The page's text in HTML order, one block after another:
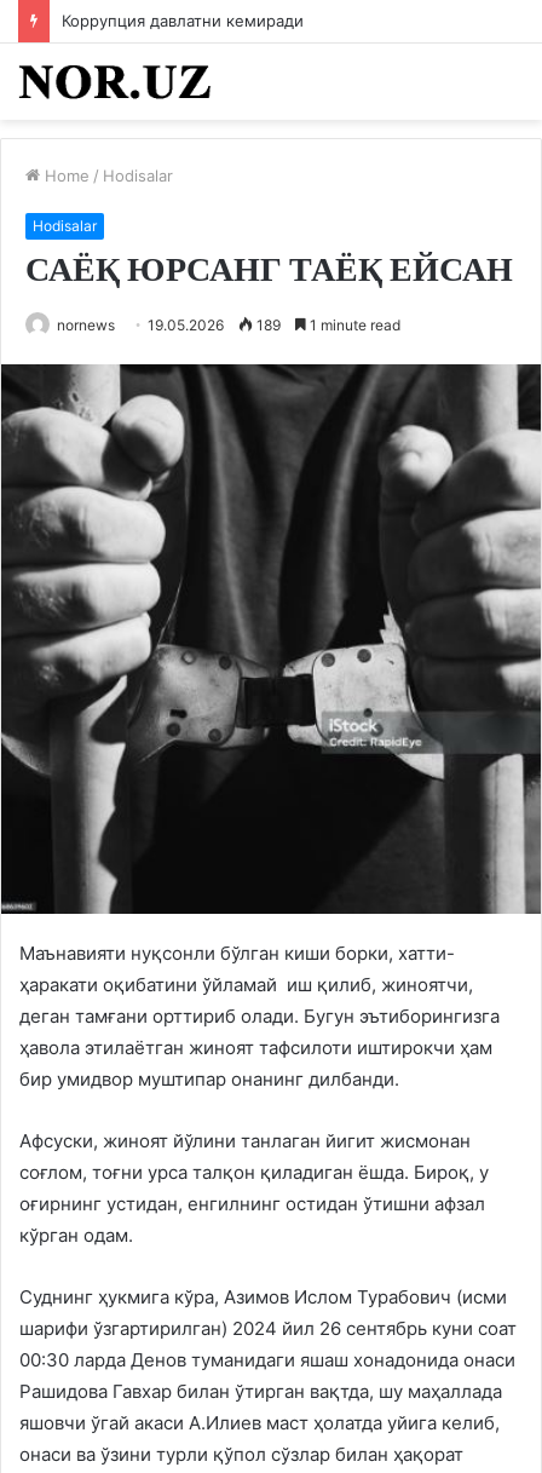
Коррупция давлатни кемиради
Home / Hodisalar
Hodisalar
САЁҚ ЮРСАНГ ТАЁҚ ЕЙСАН
nornews 19.05.2026 189 1 minute read
Маънавияти нуқсонли бўлган киши борки, хатти-
ҳаракати оқибатини ўйламай иш қилиб, жиноятчи,
деган тамғани орттириб олади. Бугун эътиборингизга
ҳавола этилаётган жиноят тафсилоти иштирокчи ҳам
бир умидвор муштипар онанинг дилбанди.
Афсуски, жиноят йўлини танлаган йигит жисмонан
соғлом, тоғни урса талқон қиладиган ёшда. Бироқ, у
оғирнинг устидан, енгилнинг остидан ўтишни афзал
кўрган одам.
Суднинг ҳукмига кўра, Азимов Ислом Турабович (исми
шарифи ўзгартирилган) 2024 йил 26 сентябрь куни соат
00:30 ларда Денов туманидаги яшаш хонадонида онаси
Рашидова Гавхар билан ўтирган вақтда, шу маҳаллада
яшовчи ўгай акаси А.Илиев маст ҳолатда уйига келиб,
онаси ва ўзини турли қўпол сўзлар билан ҳақорат